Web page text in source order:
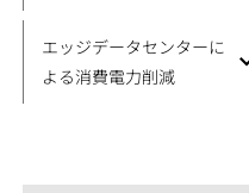
エッジデータセンターに
よる消費電力削減